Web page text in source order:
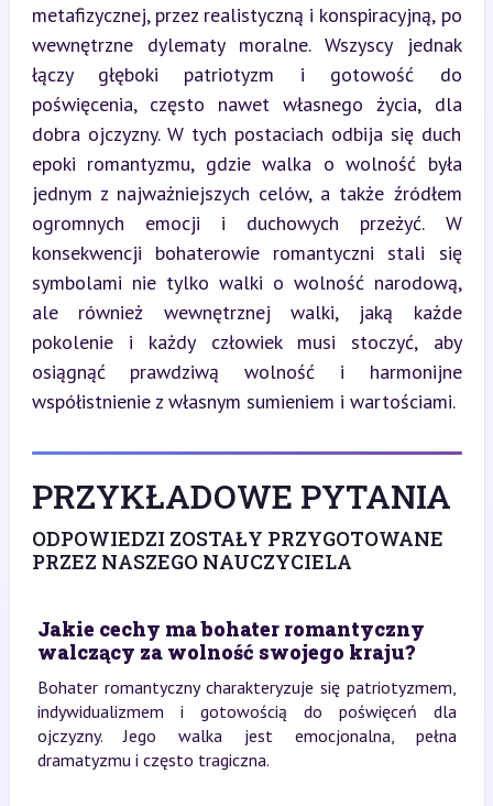
metafizycznej, przez realistyczną i konspiracyjną, po
wewnętrzne dylematy moralne. Wszyscy jednak
łączy głęboki patriotyzm i gotowość do
poświęcenia, często nawet własnego życia, dla
dobra ojczyzny. W tych postaciach odbija się duch
epoki romantyzmu, gdzie walka o wolność była
jednym z najważniejszych celów, a także źródłem
ogromnych emocji i duchowych przeżyć. W
konsekwencji bohaterowie romantyczni stali się
symbolami nie tylko walki o wolność narodową,
ale również wewnętrznej walki, jaką każde
pokolenie i każdy człowiek musi stoczyć, aby
osiągnąć prawdziwą wolność i harmonijne
współistnienie z własnym sumieniem i wartościami.
PRZYKŁADOWE PYTANIA
ODPOWIEDZI ZOSTAŁY PRZYGOTOWANE
PRZEZ NASZEGO NAUCZYCIELA
Jakie cechy ma bohater romantyczny
walczący za wolność swojego kraju?
Bohater romantyczny charakteryzuje się patriotyzmem,
indywidualizmem i gotowością do poświęceń dla
ojczyzny. Jego walka jest emocjonalna, pełna
dramatyzmu i często tragiczna.